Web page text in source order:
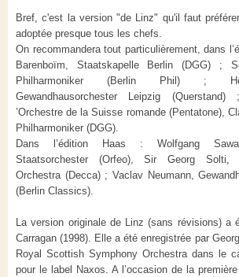
Bref, c'est la version "de Linz" qu'il faut
adoptée presque tous les chefs.
On recommandera tout particulièrement, dans
Barenboïm, Staatskapelle Berlin (DGG) ;
Philharmoniker (Berlin Phil) ;
Gewandhausorchester Leipzig
’Orchestre de la Suisse romande (Pentatone),
Philharmoniker (DGG).
Dans l’édition Haas : Wolfgang
Staatsorchester (Orfeo),Sir Georg Solti,
Orchestra (Decca) ; Vaclav Neumann,
(Berlin Classics).
La version originale de Linz (sans révisions) a
Carragan (1998). Elle a été enregistrée par
Royal Scottish Symphony Orchestra dans le
pour le label Naxos. A l’occasion de la